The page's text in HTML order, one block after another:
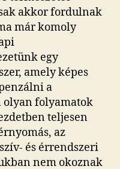
akkor fordulnak
már komoly
egy
amely képes
a
olyan folyamatok
teljesen
az
és érrendszeri
nem okoznak